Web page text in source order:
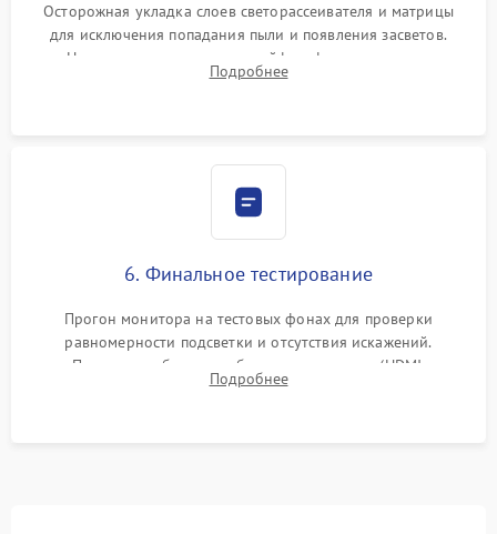
Осторожная укладка слоев светорассеивателя и матрицы
для исключения попадания пыли и появления засветов.
Надежное подключение шлейфов, фиксация плат и
аккуратное защелкивание пластикового корпуса монитора.
Подробнее
6. Финальное тестирование
Прогон монитора на тестовых фонах для проверки
равномерности подсветки и отсутствия искажений.
Проверка работоспособности всех портов (HDMI,
DisplayPort, VGA) и кнопок управления под нагрузкой в
Подробнее